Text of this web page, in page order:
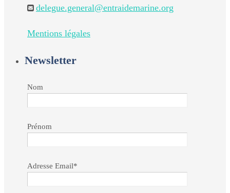
delegue.general@entraidemarine.org
Mentions légales
Newsletter
Nom
Prénom
Adresse Email*